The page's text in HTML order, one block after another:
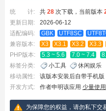
统 计: 共 28 次下载，当前版本
更新日期:
2026-06-12
适配编码:
GBK UTF8SC
兼容版本:
X3 X3.1 X3.2 X3.3
PHP版本:
5.3 ~ 5.6 7.0 ~ 7.4
标签分类:
小工具
休闲娱乐
移动属性:
该版本安装后自带手机版
开发方式:
作者申明该应用 少量使用
为保障您的权益，请勿私下交